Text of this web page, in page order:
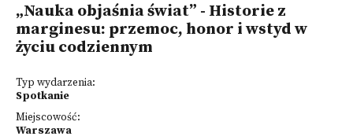
„Nauka objaśnia świat” - Historie z
marginesu: przemoc, honor i wstyd w
życiu codziennym
Typ wydarzenia:
Spotkanie
Miejscowość:
Warszawa